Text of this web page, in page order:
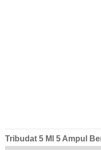
Tribudat 5 Ml 5 Ampul